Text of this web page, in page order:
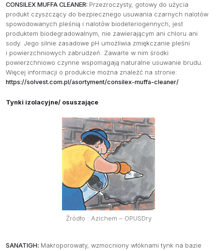
CONSILEX MUFFA CLEANER: Przezroczysty, gotowy do użycia
produkt czyszczący do bezpiecznego usuwania czarnych nalotów
spowodowanych pleśnią i nalotów biodeteriogennych, jest
produktem biodegradowalnym, nie zawierającym ani chloru ani
sody. Jego silnie zasadowe pH umożliwia zmiękczanie pleśni
i powierzchniowych zabrudzeń. Zawarte w nim środki
powierzchniowo czynne wspomagają naturalne usuwanie brudu.
Więcej informacji o produkcie można znaleźć na stronie:
https://solvest.com.pl/asortyment/consilex-muffa-cleaner/
Tynki izolacyjne/ osuszające
Źródło : Azichem – OPUSDry
SANATIGH: Makroporowaty, wzmocniony włóknami tynk na bazie